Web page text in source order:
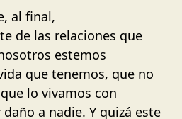
al final,
de las relaciones que
estemos
que tenemos, que no
lo vivamos con
a nadie. Y quizá este